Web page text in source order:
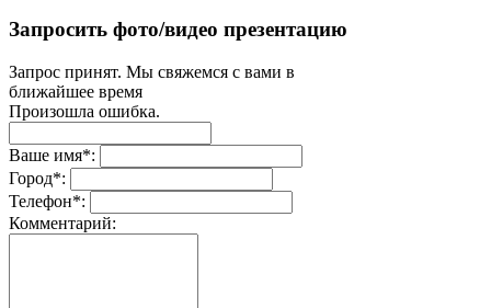
Запросить фото/видео презентацию
Запрос принят. Мы свяжемся с вами в
ближайшее время
Произошла ошибка.
Ваше имя*:
Город*:
Телефон*:
Комментарий: